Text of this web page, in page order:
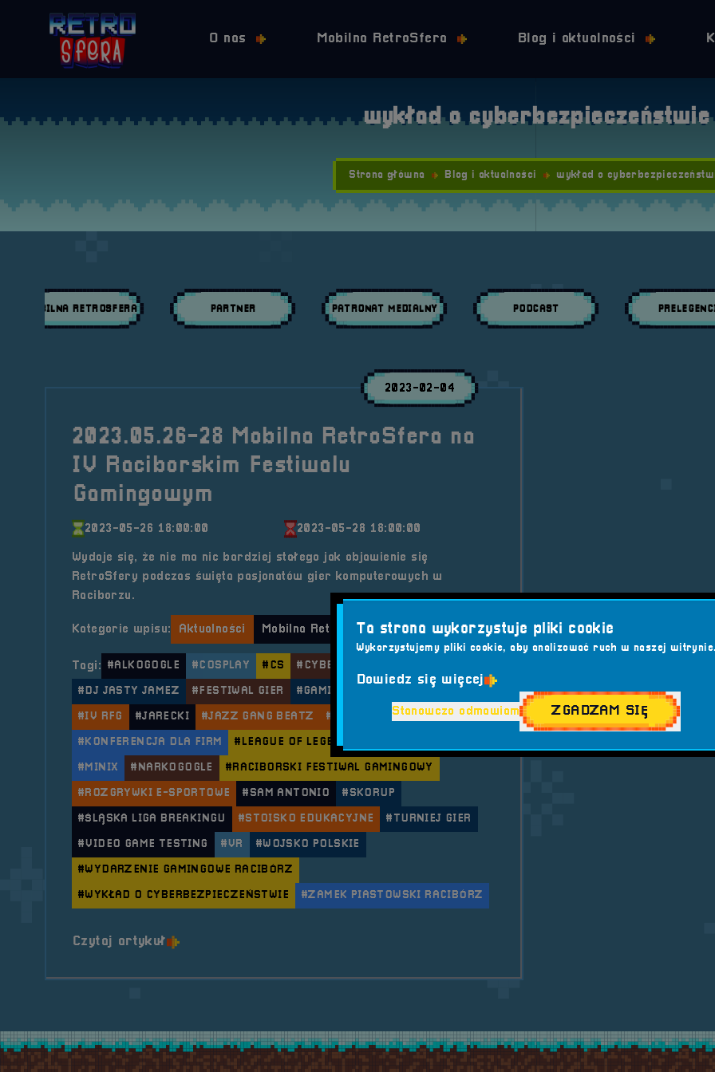
O nas Mobilna RetroSfera Blog i aktualności
wykład o cyberbezpieczeństwie
Strona główna Blog i aktualności wykład o
MOBILNA RETROSFERA PARTNER PATRONAT MEDIALNY PODCAST
2023-02-04
2023.05.26-28 Mobilna RetroSfera na
IV Raciborskim Festiwalu
Gamingowym
2023-05-26 18:00:00 2023-05-28 18:00:00
Wydaje się, że nie ma nic bardziej stałego jak objawienie się
RetroSfery podczas święta pasjonatów gier komputerowych w
Raciborzu.
Kategorie wpisu: Aktualności Mobilna RetroSfera Wydarzenia
Tagi: #ALKOGOGLE #COSPLAY #CS #CYBERBEZPIECZEŃSTWO
#DJ JASTY JAMEZ #FESTIWAL GIER #GAMING #HIP-HOP KONCERT
#IV RFG #JARECKI #JAZZ GANG BEATZ #KEYWORDS STUDIOS
#KONFERENCJA DLA FIRM #LEAGUE OF LEGENDS
#MINIX #NARKOGOGLE #RACIBORSKI FESTIWAL GAMINGOWY
#ROZGRYWKI E-SPORTOWE #SAM ANTONIO #SKORUP
#ŚLĄSKA LIGA BREAKINGU #STOISKO EDUKACYJNE #TURNIEJ GIER
#VIDEO GAME TESTING #VR #WOJSKO POLSKIE
#WYDARZENIE GAMINGOWE RACIBÓRZ
#WYKŁAD O CYBERBEZPIECZEŃSTWIE #ZAMEK PIASTOWSKI RACIBÓRZ
Czytaj artykuło tytule 2023.05.26-28 Mobilna RetroSfera na IV Raciborskim Festiwalu
Ta strona wykorzystuje pliki cookie
Wykorzystujemy pliki cookie, aby analizować ruch w naszej
Dowiedz się więcej
Stanowczo odmawiam ZGADZAM SIĘ